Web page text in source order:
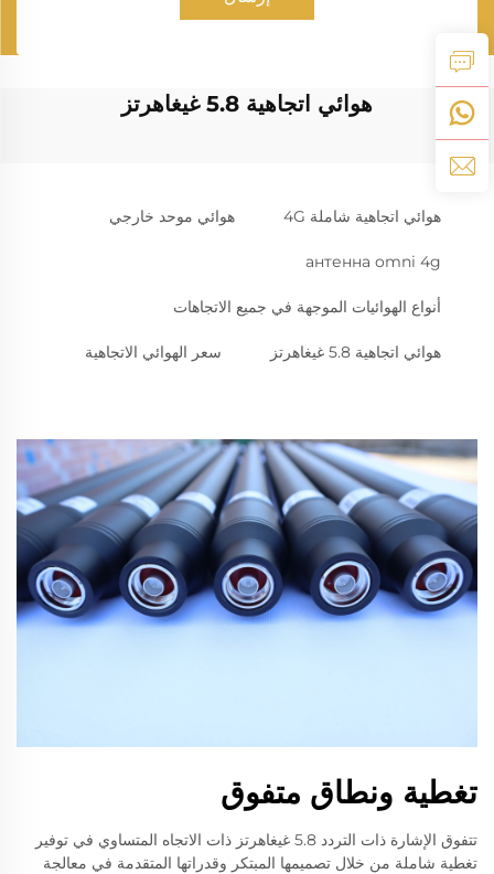
هوائي اتجاهية 5.8 غيغاهرتز
هوائي اتجاهية شاملة 4G هوائي موحد خارجي
антенна omni 4g
أنواع الهوائيات الموجهة في جميع الاتجاهات
هوائي اتجاهية 5.8 غيغاهرتز سعر الهوائي الاتجاهية
تغطية ونطاق متفوق
تتفوق الإشارة ذات التردد 5.8 غيغاهرتز ذات الاتجاه المتساوي في توفير
تغطية شاملة من خلال تصميمها المبتكر وقدراتها المتقدمة في معالجة